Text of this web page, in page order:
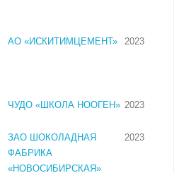
АО «ИСКИТИМЦЕМЕНТ» 2023
ЧУДО «ШКОЛА НООГЕН» 2023
ЗАО ШОКОЛАДНАЯ
ФАБРИКА
«НОВОСИБИРСКАЯ»
2023